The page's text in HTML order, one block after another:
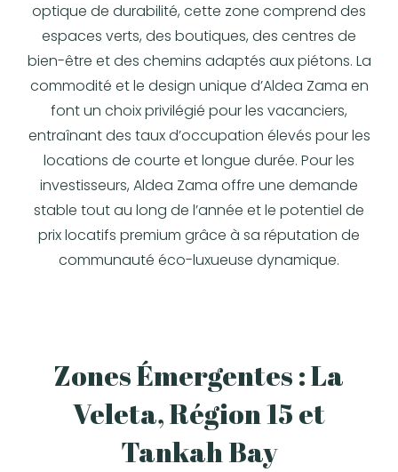
optique de durabilité, cette zone comprend des
espaces verts, des boutiques, des centres de
bien-être et des chemins adaptés aux piétons. La
commodité et le design unique d’Aldea Zama en
font un choix privilégié pour les vacanciers,
entraînant des taux d’occupation élevés pour les
locations de courte et longue durée. Pour les
investisseurs, Aldea Zama offre une demande
stable tout au long de l’année et le potentiel de
prix locatifs premium grâce à sa réputation de
communauté éco-luxueuse dynamique.
Zones Émergentes : La
Veleta, Région 15 et
Tankah Bay